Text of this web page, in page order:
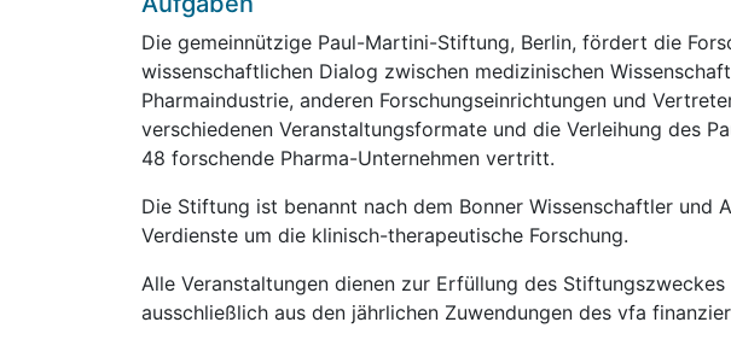
Die gemeinnützige Paul-Martini-Stiftung, Berlin, fördert die
wissenschaftlichen Dialog zwischen medizinischen
Pharmaindustrie, anderen Forschungseinrichtungen und
verschiedenen Veranstaltungsformate und die Verleihung des
48 forschende Pharma-Unternehmen vertritt.
Die Stiftung ist benannt nach dem Bonner Wissenschaftler
Verdienste um die klinisch-therapeutische Forschung.
Alle Veranstaltungen dienen zur Erfüllung des
ausschließlich aus den jährlichen Zuwendungen des vfa